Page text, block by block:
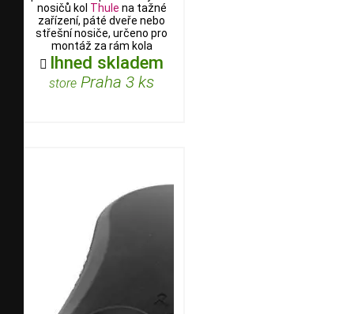
nosičů kol Thule na tažné
zařízení, páté dveře nebo
střešní nosiče, určeno pro
montáž za rám kola
 Ihned skladem
store Praha 3 ks